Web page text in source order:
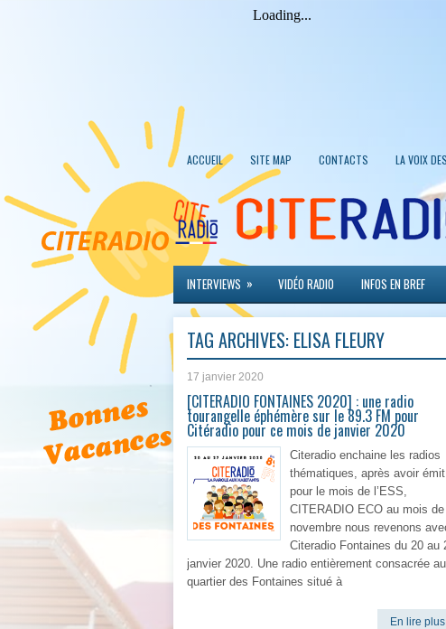
ACCUEIL SITE MAP CONTACTS LA VOIX
INTERVIEWS » VIDÉO RADIO INFOS EN BREF
TAG ARCHIVES: ELISA FLEURY
17 janvier 2020
[CITERADIO FONTAINES 2020] : une radio
tourangelle éphémère sur le 89.3 FM pour
Citéradio pour ce mois de janvier 2020
Citeradio enchaine les radios
thématiques, après avoir émit
pour le mois de l’ESS,
CITERADIO ECO au mois de
novembre nous revenons
Citeradio Fontaines du 20 au
janvier 2020. Une radio entièrement consacrée au
quartier des Fontaines situé à
En lire plus